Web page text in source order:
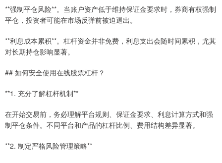
**强制平仓风险**。当账户资产低于维持保证金要求时，券商有权强制
平仓，投资者可能在市场反弹前被迫退出。
**利息成本累积**。杠杆资金并非免费，利息支出会随时间累积，尤其
对长期持仓影响显著。
## 如何安全使用在线股票杠杆？
**1. 充分了解杠杆机制**
在开始交易前，务必理解平台规则、保证金要求、利息计算方式和强
制平仓条件。不同平台和产品的杠杆比例、费用结构差异显著。
**2. 制定严格风险管理策略**